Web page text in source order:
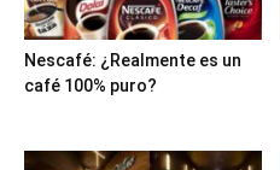
Nescafé: ¿Realmente es un
café 100% puro?